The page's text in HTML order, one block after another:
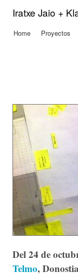
Iratxe Jaio +
Menú principal
Home Proyectos
Del 24 de
Telmo,